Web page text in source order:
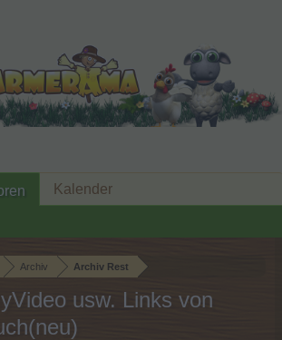
Archiv Archiv Rest
usw. Links von
Kalender